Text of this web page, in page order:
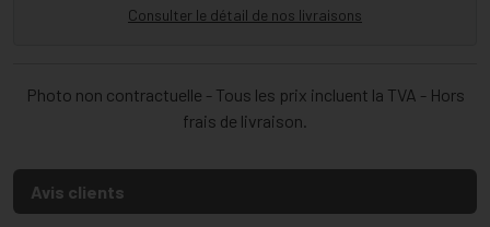
Consulter le détail de nos livraisons
Photo non contractuelle - Tous les prix incluent la TVA - Hors
frais de livraison.
Avis clients